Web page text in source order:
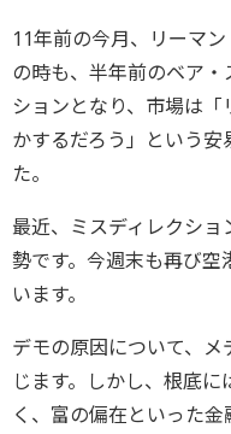
11年前の今月、リーマ
の時も、半年前のベア
ションとなり、市場は
かするだろう」という
た。
最近、ミスディレクシ
勢です。今週末も再び
います。
デモの原因について、
じます。しかし、根底
く、富の偏在といった